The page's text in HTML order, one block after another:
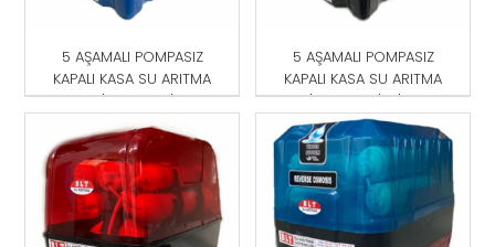
5 AŞAMALI POMPASIZ
KAPALI KASA SU ARITMA
CİHAZI MAVİ
5 AŞAMALI POMPASIZ
KAPALI KASA SU ARITMA
CİHAZI MAVİ-SİYAH